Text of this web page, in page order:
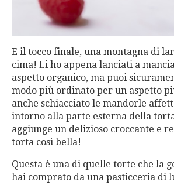
E il tocco finale, una montagna di
cima! Li ho appena lanciati a
aspetto organico, ma puoi
modo più ordinato per un aspetto
anche schiacciato le mandorle
intorno alla parte esterna della
aggiunge un delizioso croccante e
torta così bella!
Questa è una di quelle torte che la
hai comprato da una pasticceria di